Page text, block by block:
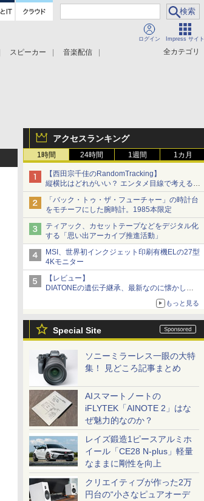
ログイン Impress サイト
全カテゴリ
スピーカー
音楽配信
アクセスランキング
1時間 24時間 1週間 1カ月
【西田宗千佳のRandomTracking】
縦横比はどれがいい？ エンタメ目線で考える、
サムスン新「Galaxy Z Fold」
「バック・トゥ・ザ・フューチャー」の時計台
をモチーフにした腕時計。1985本限定
ティアック、カセットテープなどをデジタル化
する「思い出アーカイブ推進活動」
MSI、世界初インクジェット印刷有機ELの27型
4Kモニター
【レビュー】
DIATONEの遺伝子継承、最新なのに懐かし
い“惚れる音”Tecnologia e Cuore「DS-TC52B」
もっと見る
Special Site
ソニーミラーレス一眼の大特
集！ 見どころ記事まとめ
AIスマートノートの
iFLYTEK「AINOTE 2」はな
ぜ魅力的なのか？
レイズ鍛造1ピースアルミホ
イール「CE28 N-plus」軽量
なままに剛性を向上
クリエイティブが作った2万
円台の“小さなピュアオーデ